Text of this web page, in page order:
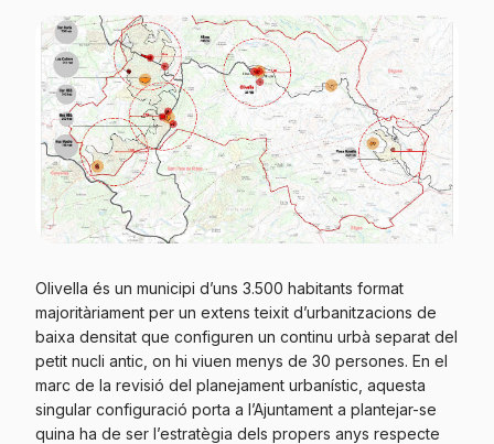
Olivella és un municipi d’uns 3.500 habitants format
majoritàriament per un extens teixit d’urbanitzacions de
baixa densitat que configuren un continu urbà separat del
petit nucli antic, on hi viuen menys de 30 persones. En el
marc de la revisió del planejament urbanístic, aquesta
singular configuració porta a l’Ajuntament a plantejar-se
quina ha de ser l’estratègia dels propers anys respecte